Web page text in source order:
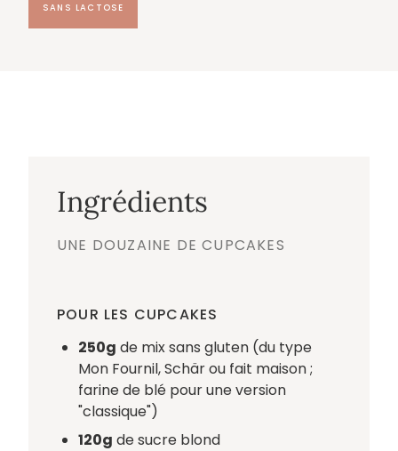
SANS LACTOSE
Ingrédients
UNE DOUZAINE DE CUPCAKES
POUR LES CUPCAKES
250g de mix sans gluten (du type
Mon Fournil, Schär ou fait maison ;
farine de blé pour une version
"classique")
120g de sucre blond